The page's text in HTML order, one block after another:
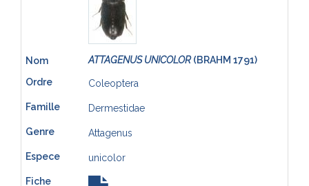
ATTAGENUS UNICOLOR(BRAHM 1791)
Coleoptera
Dermestidae
Attagenus
unicolor